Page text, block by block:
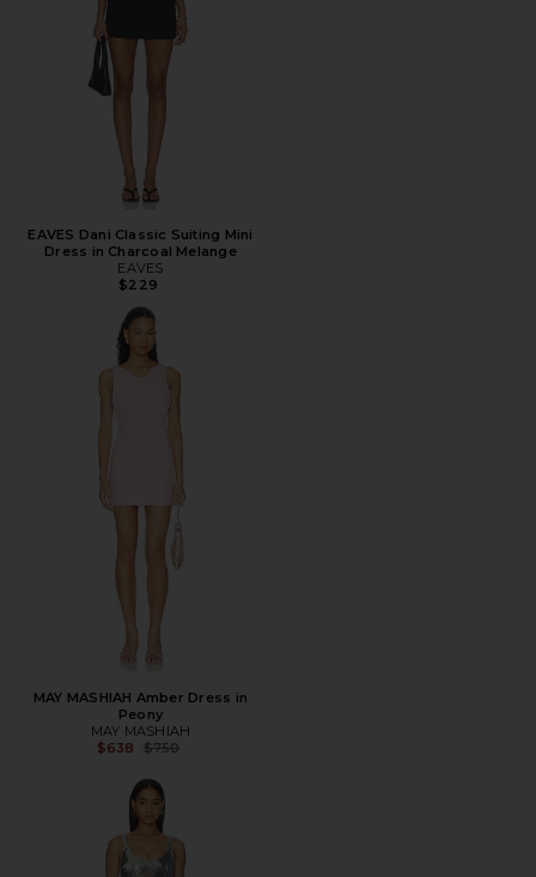
EAVES Dani Classic Suiting Mini
Dress in Charcoal Melange
EAVES
$229
MAY MASHIAH Amber Dress in
Peony
MAY MASHIAH
$638
Предыдущая цена:
$750